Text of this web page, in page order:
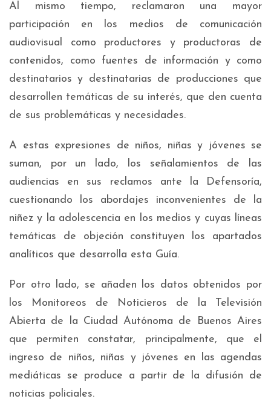
Al mismo tiempo, reclamaron una mayor
participación en los medios de comunicación
audiovisual como productores y productoras de
contenidos, como fuentes de información y como
destinatarios y destinatarias de producciones que
desarrollen temáticas de su interés, que den cuenta
de sus problemáticas y necesidades.
A estas expresiones de niños, niñas y jóvenes se
suman, por un lado, los señalamientos de las
audiencias en sus reclamos ante la Defensoría,
cuestionando los abordajes inconvenientes de la
niñez y la adolescencia en los medios y cuyas líneas
temáticas de objeción constituyen los apartados
analíticos que desarrolla esta Guía.
Por otro lado, se añaden los datos obtenidos por
los Monitoreos de Noticieros de la Televisión
Abierta de la Ciudad Autónoma de Buenos Aires
que permiten constatar, principalmente, que el
ingreso de niños, niñas y jóvenes en las agendas
mediáticas se produce a partir de la difusión de
noticias policiales.